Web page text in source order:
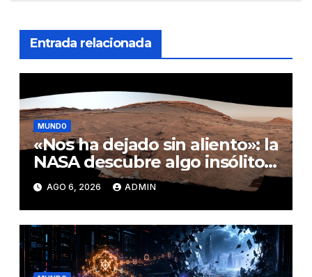
Entrada relacionada
MUNDO
«Nos ha dejado sin aliento»: la
NASA descubre algo insólito
en Marte
AGO 6, 2026 ADMIN